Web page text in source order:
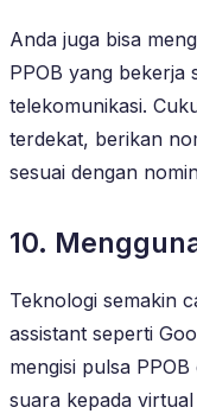
Anda juga bisa
PPOB yang bekerja
telekomunikasi.
terdekat, berikan
sesuai dengan
10.
Teknologi semakin
assistant seperti
mengisi pulsa
suara kepada